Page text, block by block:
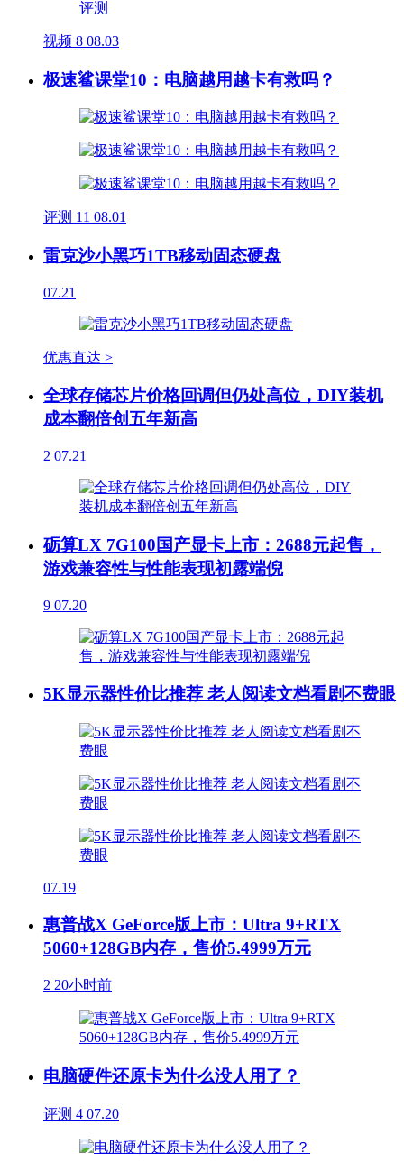
视频 8 08.03
极速鲨课堂10：电脑越用越卡有救吗？
评测 11 08.01
雷克沙小黑巧1TB移动固态硬盘
07.21
优惠直达 >
全球存储芯片价格回调但仍处高位，DIY装机
成本翻倍创五年新高
2 07.21
砺算LX 7G100国产显卡上市：2688元起售，
游戏兼容性与性能表现初露端倪
9 07.20
5K显示器性价比推荐 老人阅读文档看剧不费眼
07.19
惠普战X GeForce版上市：Ultra 9+RTX
5060+128GB内存，售价5.4999万元
2 20小时前
电脑硬件还原卡为什么没人用了？
评测 4 07.20